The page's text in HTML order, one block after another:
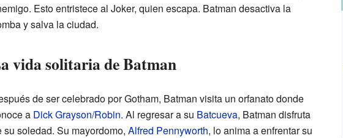
Esto entristece al Joker, quien escapa. Batman desactiva la
y salva la ciudad.
vida solitaria de Batman
de ser celebrado por Gotham, Batman visita un orfanato donde
a Dick Grayson/Robin. Al regresar a su Batcueva, Batman disfruta
su soledad. Su mayordomo, Alfred Pennyworth, lo anima a enfrentar su